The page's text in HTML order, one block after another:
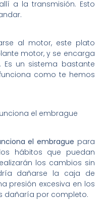
a la transmisión. Esto
al motor, este plato
motor, y se encarga
un sistema bastante
como te hemos
el embrague
el embrague para
hábitos que puedan
los cambios sin
dañarse la caja de
presión excesiva en los
dañaría por completo.